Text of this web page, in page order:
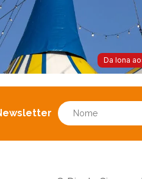
Da lona